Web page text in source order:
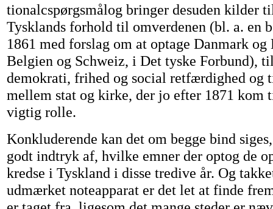
tionalcspørgsmålog bringer desuden kilder
Tysklands forhold til omverdenen (bl. a. en
1861 med forslag om at optage Danmark
Belgien og Schweiz, i Det tyske Forbund),
demokrati, frihed og social retfærdighed og
mellem stat og kirke, der jo efter 1871 kom
vigtig rolle.
Konkluderende kan det om begge bind
godt indtryk af, hvilke emner der optog de
kredse i Tyskland i disse tredive år. Og
udmærket noteapparat er det let at finde